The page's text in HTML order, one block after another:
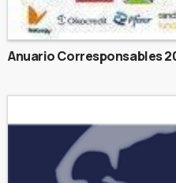
Anuario Corresponsables